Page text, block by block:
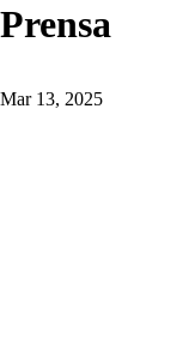
Prensa
Mar 13, 2025